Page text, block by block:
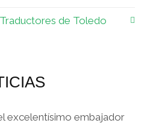
de Toledo
excelentísimo embajador